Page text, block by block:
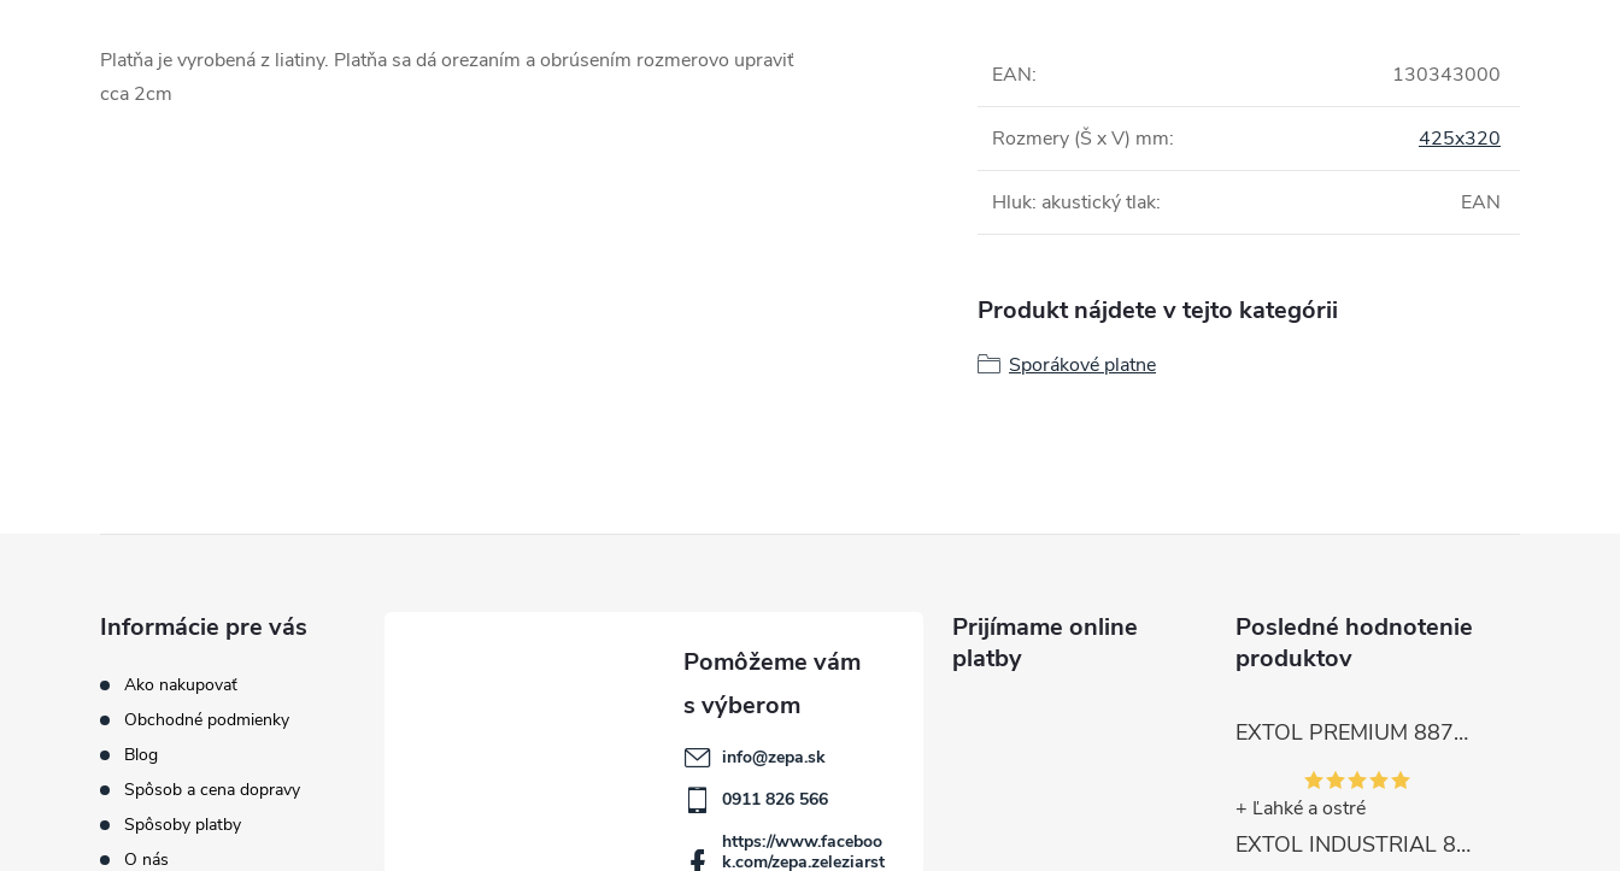
Platňa je vyrobená z liatiny. Platňa sa dá orezaním a obrúsením rozmerovo upraviť
cca 2cm
EAN: 130343000
Rozmery (Š x V) mm: 425x320
Hluk: akustický tlak: EAN
Produkt nájdete v tejto kategórii
Sporákové platne
Informácie pre vás
Ako nakupovať
Obchodné podmienky
Blog
Spôsob a cena dopravy
Spôsoby platby
O nás
info@zepa.sk
0911 826 566
https://www.faceboo
k.com/zepa.zeleziarst
Prijímame online
platby
Posledné hodnotenie
produktov
EXTOL PREMIUM 8872105 Nožnice záhradnícke dlhé úzke, 200mm, max. prestrih Ø6mm
+ Ľahké a ostré
EXTOL INDUSTRIAL 8791861 Viazač armatúr aku Share20V, bez aku, drôt 0,8mm, oko 8-34mm, bezuhlíkový motor